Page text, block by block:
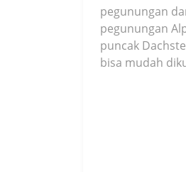
pegunungan
pegunungan
puncak
bisa mudah